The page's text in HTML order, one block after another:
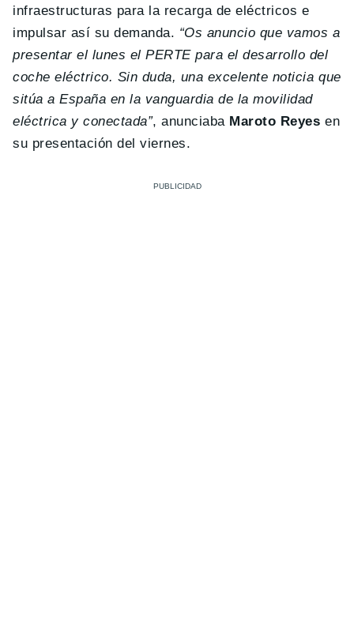
infraestructuras para la recarga de eléctricos e
impulsar así su demanda. “Os anuncio que vamos a
presentar el lunes el PERTE para el desarrollo del
coche eléctrico. Sin duda, una excelente noticia que
sitúa a España en la vanguardia de la movilidad
eléctrica y conectada”, anunciaba Maroto Reyes en
su presentación del viernes.